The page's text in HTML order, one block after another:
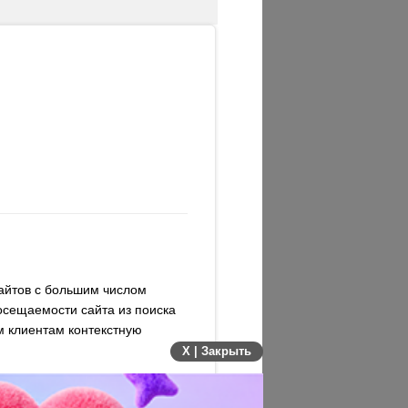
с большим числом
сайта из поиска
клиентам контекстную
X | Закрыть